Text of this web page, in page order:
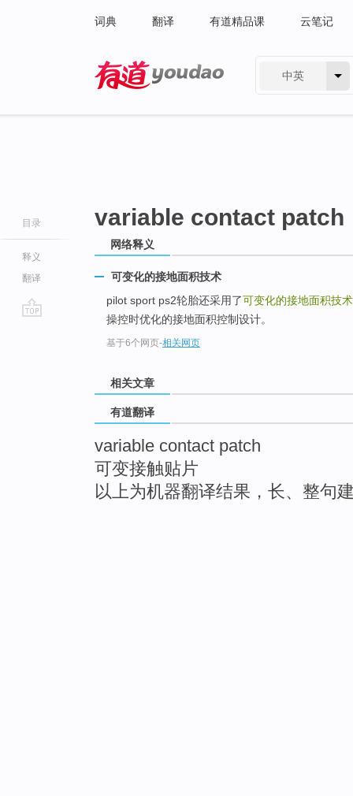
词典 翻译 有道精品课 云笔记
中英
目录
释义
翻译
variable contact patch
网络释义
可变化的接地面积技术
pilot sport ps2轮胎还采用了可变化的接地面积技术
操控时优化的接地面积控制设计。
基于6个网页-相关网页
相关文章
有道翻译
variable contact patch
可变接触贴片
以上为机器翻译结果，长、整句